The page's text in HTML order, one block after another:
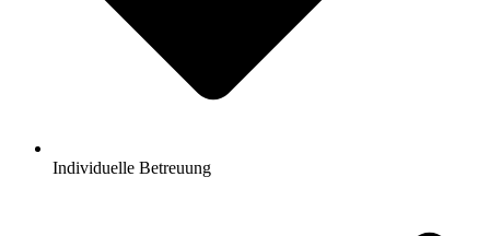
Individuelle Betreuung